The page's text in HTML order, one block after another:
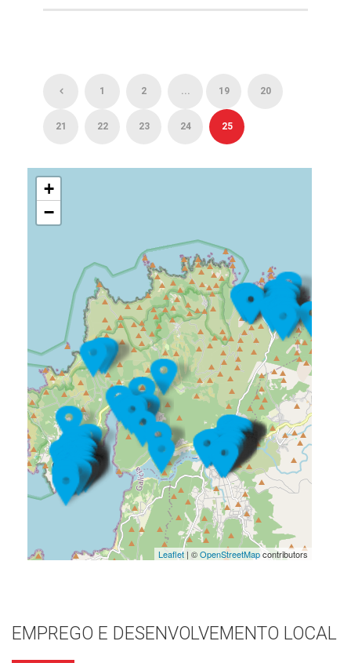
1 2 ... 19 20
21 22 23 24 25
+
−
Leaflet| ©OpenStreetMapcontributors
EMPREGO E DESENVOLVEMENTO LOCAL